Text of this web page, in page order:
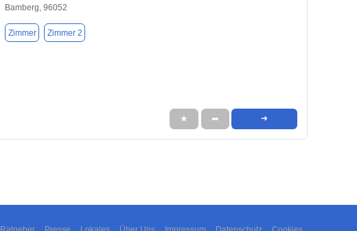
Bamberg, 96052
Zimmer Zimmer 2
★ ➦ ➜